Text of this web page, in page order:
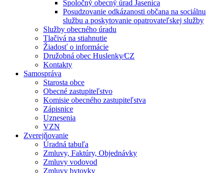
Spoločný obecný úrad Jasenica
Posudzovanie odkázanosti občana na sociálnu
službu a poskytovanie opatrovateľskej služby
Služby obecného úradu
Tlačivá na stiahnutie
Žiadosť o informácie
Družobná obec Huslenky⁄CZ
Kontakty
Samospráva
Starosta obce
Obecné zastupiteľstvo
Komisie obecného zastupiteľstva
Zápisnice
Uznesenia
VZN
Zverejňovanie
Úradná tabuľa
Zmluvy, Faktúry, Objednávky
Zmluvy vodovod
Zmluvy bytovky